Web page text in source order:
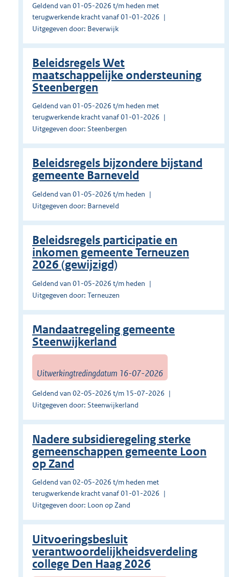
Geldend van 01-05-2026 t/m heden met
terugwerkende kracht vanaf 01-01-2026
Uitgegeven door: Beverwijk
Beleidsregels Wet
maatschappelijke ondersteuning
Steenbergen
Geldend van 01-05-2026 t/m heden met
terugwerkende kracht vanaf 01-01-2026
Uitgegeven door: Steenbergen
Beleidsregels bijzondere bijstand
gemeente Barneveld
Geldend van 01-05-2026 t/m heden
Uitgegeven door: Barneveld
Beleidsregels participatie en
inkomen gemeente Terneuzen
2026 (gewijzigd)
Geldend van 01-05-2026 t/m heden
Uitgegeven door: Terneuzen
Mandaatregeling gemeente
Steenwijkerland
Uitwerkingtredingdatum 16-07-2026
Geldend van 02-05-2026 t/m 15-07-2026
Uitgegeven door: Steenwijkerland
Nadere subsidieregeling sterke
gemeenschappen gemeente Loon
op Zand
Geldend van 02-05-2026 t/m heden met
terugwerkende kracht vanaf 01-01-2026
Uitgegeven door: Loon op Zand
Uitvoeringsbesluit
verantwoordelijkheidsverdeling
college Den Haag 2026